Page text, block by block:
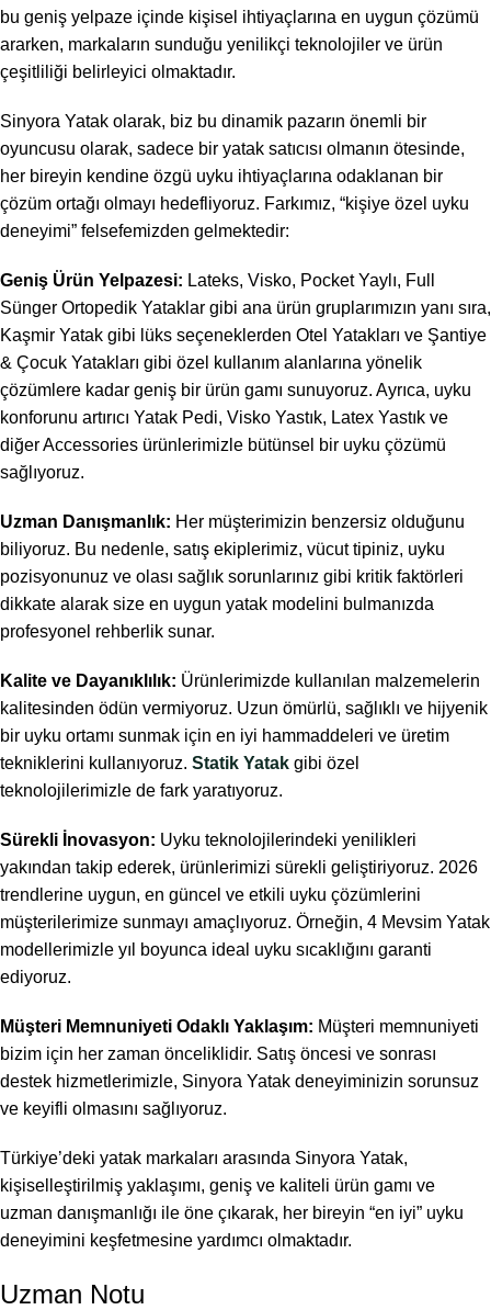
bu geniş yelpaze içinde kişisel ihtiyaçlarına en uygun çözümü
ararken, markaların sunduğu yenilikçi teknolojiler ve ürün
çeşitliliği belirleyici olmaktadır.
Sinyora Yatak olarak, biz bu dinamik pazarın önemli bir
oyuncusu olarak, sadece bir yatak satıcısı olmanın ötesinde,
her bireyin kendine özgü uyku ihtiyaçlarına odaklanan bir
çözüm ortağı olmayı hedefliyoruz. Farkımız, “kişiye özel uyku
deneyimi” felsefemizden gelmektedir:
Geniş Ürün Yelpazesi: Lateks, Visko, Pocket Yaylı, Full
Sünger Ortopedik Yataklar gibi ana ürün gruplarımızın yanı sıra,
Kaşmir Yatak gibi lüks seçeneklerden Otel Yatakları ve Şantiye
& Çocuk Yatakları gibi özel kullanım alanlarına yönelik
çözümlere kadar geniş bir ürün gamı sunuyoruz. Ayrıca, uyku
konforunu artırıcı Yatak Pedi, Visko Yastık, Latex Yastık ve
diğer Accessories ürünlerimizle bütünsel bir uyku çözümü
sağlıyoruz.
Uzman Danışmanlık: Her müşterimizin benzersiz olduğunu
biliyoruz. Bu nedenle, satış ekiplerimiz, vücut tipiniz, uyku
pozisyonunuz ve olası sağlık sorunlarınız gibi kritik faktörleri
dikkate alarak size en uygun yatak modelini bulmanızda
profesyonel rehberlik sunar.
Kalite ve Dayanıklılık: Ürünlerimizde kullanılan malzemelerin
kalitesinden ödün vermiyoruz. Uzun ömürlü, sağlıklı ve hijyenik
bir uyku ortamı sunmak için en iyi hammaddeleri ve üretim
tekniklerini kullanıyoruz. Statik Yatak gibi özel
teknolojilerimizle de fark yaratıyoruz.
Sürekli İnovasyon: Uyku teknolojilerindeki yenilikleri
yakından takip ederek, ürünlerimizi sürekli geliştiriyoruz. 2026
trendlerine uygun, en güncel ve etkili uyku çözümlerini
müşterilerimize sunmayı amaçlıyoruz. Örneğin, 4 Mevsim Yatak
modellerimizle yıl boyunca ideal uyku sıcaklığını garanti
ediyoruz.
Müşteri Memnuniyeti Odaklı Yaklaşım: Müşteri memnuniyeti
bizim için her zaman önceliklidir. Satış öncesi ve sonrası
destek hizmetlerimizle, Sinyora Yatak deneyiminizin sorunsuz
ve keyifli olmasını sağlıyoruz.
Türkiye’deki yatak markaları arasında Sinyora Yatak,
kişiselleştirilmiş yaklaşımı, geniş ve kaliteli ürün gamı ve
uzman danışmanlığı ile öne çıkarak, her bireyin “en iyi” uyku
deneyimini keşfetmesine yardımcı olmaktadır.
Uzman Notu